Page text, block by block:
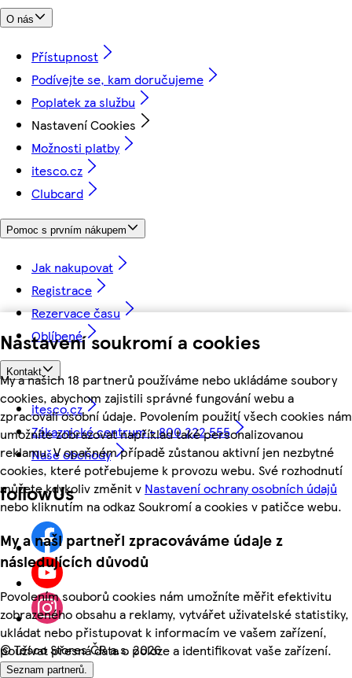
Nastavení soukromí a cookies
My a našich 18 partnerů používáme nebo ukládáme soubory
cookies, abychom zajistili správné fungování webu a
zpracovali osobní údaje. Povolením použití všech cookies nám
umožníte zobrazovat například také personalizovanou
reklamu. V opačném případě zůstanou aktivní jen nezbytné
cookies, které potřebujeme k provozu webu. Své rozhodnutí
můžete kdykoliv změnit v Nastavení ochrany osobních údajů
nebo kliknutím na odkaz Soukromí a cookies v patičce webu.
My a naši partneři zpracováváme údaje z
následujících důvodů
Povolením souborů cookies nám umožníte měřit efektivitu
zobrazeného obsahu a reklamy, vytvářet uživatelské statistiky,
ukládat nebo přistupovat k informacím ve vašem zařízení,
používat přesná data o poloze a identifikovat vaše zařízení.
Seznam partnerů.
O nás
Přístupnost
Podívejte se, kam doručujeme
Poplatek za službu
Nastavení Cookies
Možnosti platby
itesco.cz
Clubcard
Pomoc s prvním nákupem
Jak nakupovat
Registrace
Rezervace času
Oblíbené
Kontakt
itesco.cz
Zákaznické centrum - 800 222 555
Naše obchody
followUs
©Tesco Stores ČR a.s. 2026